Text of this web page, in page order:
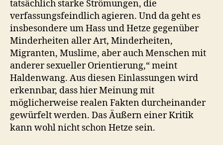
tatsächlich starke Strömungen, die
verfassungsfeindlich agieren. Und da geht es
insbesondere um Hass und Hetze gegenüber
Minderheiten aller Art, Minderheiten,
Migranten, Muslime, aber auch Menschen mit
anderer sexueller Orientierung,“ meint
Haldenwang. Aus diesen Einlassungen wird
erkennbar, dass hier Meinung mit
möglicherweise realen Fakten durcheinander
gewürfelt werden. Das Äußern einer Kritik
kann wohl nicht schon Hetze sein.